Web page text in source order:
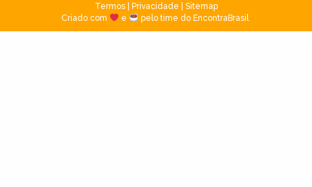
Termos| Privacidade
Sitemap
Criado com
e pelo time do EncontraBrasil